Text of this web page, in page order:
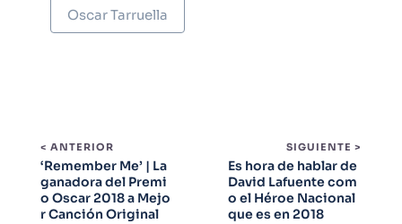
Oscar Tarruella
< ANTERIOR
‘Remember Me’ | La
ganadora del Premi
o Oscar 2018 a Mejo
r Canción Original
SIGUIENTE >
Es hora de hablar de
David Lafuente com
o el Héroe Nacional
que es en 2018